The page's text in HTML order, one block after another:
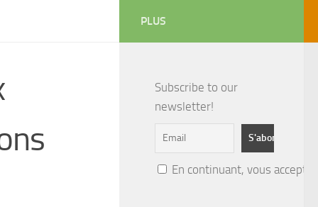
PLUS
Subscribe to our
newsletter!
En continuant, vous